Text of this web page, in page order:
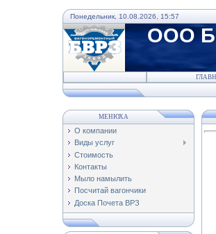
Понедельник, 10.08.2026, 15:57
ООО
МЕНЮХА
О компании
Виды услуг
Стоимость
Контакты
Мыло намылить
Посчитай вагончики
Доска Почета ВРЗ